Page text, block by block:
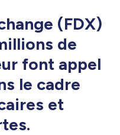
(FDX)
de
font appel
le cadre
et